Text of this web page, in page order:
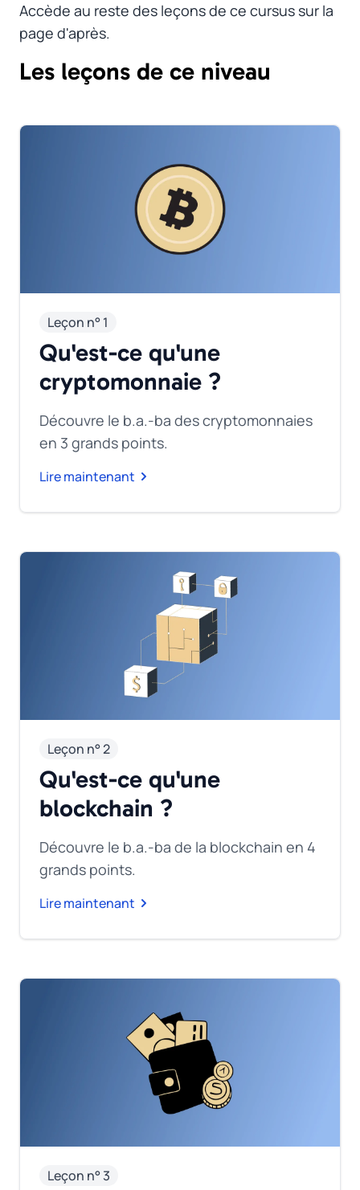
Accède au reste des leçons de ce cursus sur la
page d'après.
Les leçons de ce niveau
Leçon n° 1
Qu'est-ce qu'une
cryptomonnaie ?
Découvre le b.a.-ba des cryptomonnaies
en 3 grands points.
Lire maintenant
Leçon n° 2
Qu'est-ce qu'une
blockchain ?
Découvre le b.a.-ba de la blockchain en 4
grands points.
Lire maintenant
Leçon n° 3